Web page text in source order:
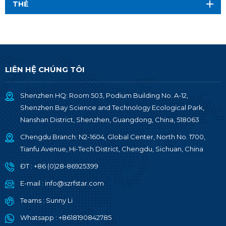
THẺ
LIÊN HỆ CHÚNG TÔI
Shenzhen HQ: Room 503, Podium Building No. A-12,
Shenzhen Bay Science and Technology Ecological Park,
Nanshan District, Shenzhen, Guangdong, China, 518063
Chengdu Branch: N2-1604, Global Center, North No. 1700,
Tianfu Avenue, Hi-Tech District, Chengdu, Sichuan, China
ĐT : +86 (0)28-86925399
E-mail : info@szrfstar.com
Teams : Sunny Li
Whatsapp : +8618190842785